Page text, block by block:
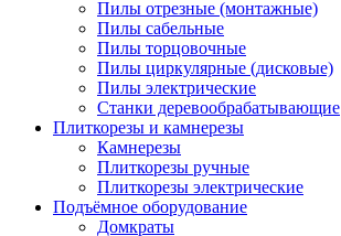
Пилы отрезные (монтажные)
Пилы сабельные
Пилы торцовочные
Пилы циркулярные (дисковые)
Пилы электрические
Станки деревообрабатывающие
Плиткорезы и камнерезы
Камнерезы
Плиткорезы ручные
Плиткорезы электрические
Подъёмное оборудование
Домкраты